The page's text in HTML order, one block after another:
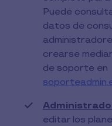
Puede
datos de
crearse
de soporte en
editar los